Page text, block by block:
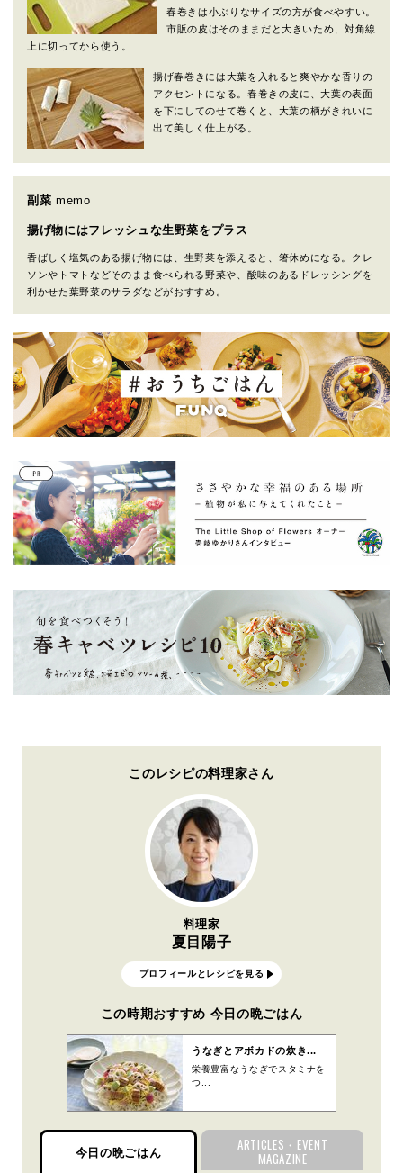
春巻きは小ぶりなサイズの方が食べやすい。
市販の皮はそのままだと大きいため、対角線
上に切ってから使う。
揚げ春巻きには大葉を入れると爽やかな香りの
アクセントになる。春巻きの皮に、大葉の表面
を下にしてのせて巻くと、大葉の柄がきれいに
出て美しく仕上がる。
副菜 memo
揚げ物にはフレッシュな生野菜をプラス
香ばしく塩気のある揚げ物には、生野菜を添えると、箸休めになる。クレ
ソンやトマトなどそのまま食べられる野菜や、酸味のあるドレッシングを
利かせた葉野菜のサラダなどがおすすめ。
このレシピの料理家さん
料理家
夏目陽子
プロフィールとレシピを見る
この時期おすすめ 今日の晩ごはん
うなぎとアボカドの炊き...
栄養豊富なうなぎでスタミナを
つ...
今日の晩ごはん
ARTICLES・EVENT
MAGAZINE